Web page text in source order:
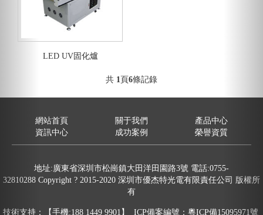
LED UV固化爐
共 1頁6條記錄
網站首頁 關于我們
產品中心
資訊中心
成功案例 榮譽資質
地址:廣東省深圳市松崗鎮大田洋田園路3號 電話:0755-
32810288 Copyright ? 2015-2020 深圳市優杰特光電有限責任公司 版權所
有
技術支持：【手機:188 1449 9901】 ICP備案編號： 粵ICP備15095971號